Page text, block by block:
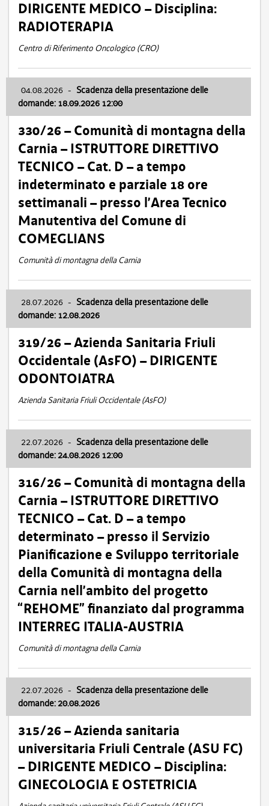
DIRIGENTE MEDICO – Disciplina:
RADIOTERAPIA
Centro di Riferimento Oncologico (CRO)
04.08.2026 - Scadenza della presentazione delle
domande: 18.09.2026 12:00
330/26 – Comunità di montagna della
Carnia – ISTRUTTORE DIRETTIVO
TECNICO – Cat. D – a tempo
indeterminato e parziale 18 ore
settimanali – presso l’Area Tecnico
Manutentiva del Comune di
COMEGLIANS
Comunità di montagna della Carnia
28.07.2026 - Scadenza della presentazione delle
domande: 12.08.2026
319/26 – Azienda Sanitaria Friuli
Occidentale (AsFO) – DIRIGENTE
ODONTOIATRA
Azienda Sanitaria Friuli Occidentale (AsFO)
22.07.2026 - Scadenza della presentazione delle
domande: 24.08.2026 12:00
316/26 – Comunità di montagna della
Carnia – ISTRUTTORE DIRETTIVO
TECNICO – Cat. D – a tempo
determinato – presso il Servizio
Pianificazione e Sviluppo territoriale
della Comunità di montagna della
Carnia nell’ambito del progetto
“REHOME” finanziato dal programma
INTERREG ITALIA-AUSTRIA
Comunità di montagna della Carnia
22.07.2026 - Scadenza della presentazione delle
domande: 20.08.2026
315/26 – Azienda sanitaria
universitaria Friuli Centrale (ASU FC)
– DIRIGENTE MEDICO – Disciplina:
GINECOLOGIA E OSTETRICIA